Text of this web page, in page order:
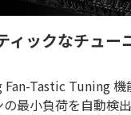
ィックなチュー
Fan-Tastic Tuning 機
最小負荷を自動検出